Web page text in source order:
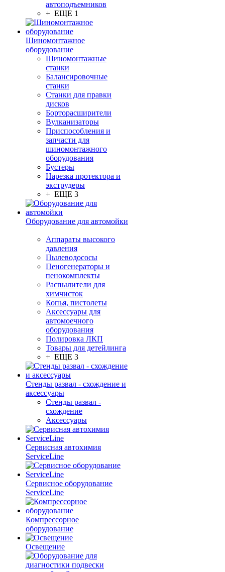
автоподъемников
+ ЕЩЕ 1
Шиномонтажное
оборудование
Шиномонтажные
станки
Балансировочные
станки
Станки для правки
дисков
Борторасширители
Вулканизаторы
Приспособления и
запчасти для
шиномонтажного
оборудования
Бустеры
Нарезка протектора и
экструдеры
+ ЕЩЕ 3
Оборудование для автомойки
Аппараты высокого
давления
Пылеводососы
Пеногенераторы и
пенокомплекты
Распылители для
химчисток
Копья, пистолеты
Аксессуары для
автомоечного
оборудования
Полировка ЛКП
Товары для детейлинга
+ ЕЩЕ 3
Стенды развал - схождение и
аксессуары
Стенды развал -
схождение
Аксессуары
Сервисная автохимия
ServiceLine
Сервисное оборудование
ServiceLine
Компрессорное
оборудование
Освещение